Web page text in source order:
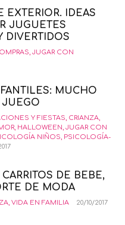
EXTERIOR. IDEAS
JUGUETES
DIVERTIDOS
, JUGAR CON
MUCHO
Y FIESTAS, CRIANZA,
, HALLOWEEN, JUGAR CON
NIÑOS, PSICOLOGÍA-
DE BEBE,
DE MODA
, VIDA EN FAMILIA 20/10/2017